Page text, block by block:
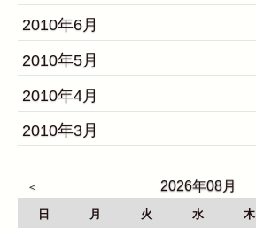
2010年6月
2010年5月
2010年4月
2010年3月
2026年08月
日 月 火 水 木